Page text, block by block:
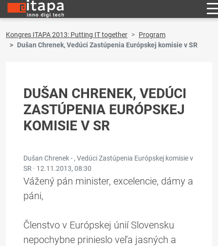
Kongres ITAPA 2013: Putting IT together
Program
Dušan Chrenek, Vedúci Zastúpenia Európskej komisie v SR
DUŠAN CHRENEK, VEDÚCI
ZASTÚPENIA EURÓPSKEJ
KOMISIE V SR
Dušan Chrenek - , Vedúci Zastúpenia Európskej komisie v
SR · 12.11.2013, 08:30
Vážený pán minister, excelencie, dámy a
páni,
Členstvo v Európskej únií Slovensku
nepochybne prinieslo veľa jasných a